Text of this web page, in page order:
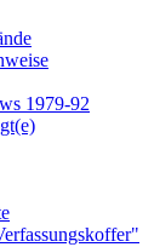
1979-92